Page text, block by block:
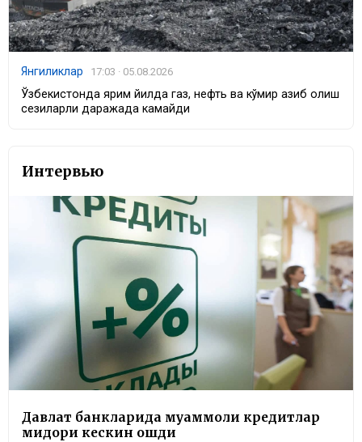
Янгиликлар 17:03 · 05.08.2026
Ўзбекистонда ярим йилда газ, нефть ва кўмир қазиб олиш
сезиларли даражада камайди
Интервью
Давлат банкларида муаммоли кредитлар
миқдори кескин ошди